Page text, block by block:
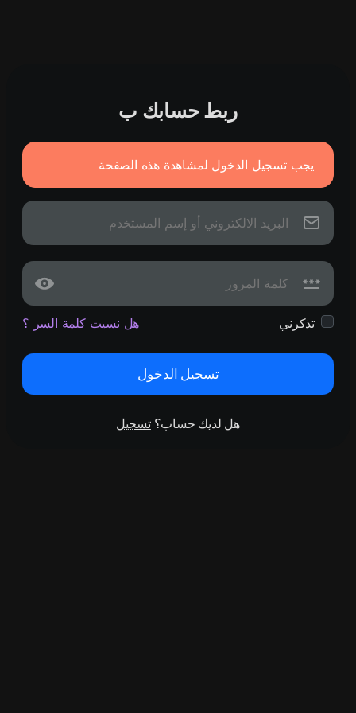
ربط حسابك ب
يجب تسجيل الدخول لمشاهدة هذه الصفحة
تذكرني هل نسيت كلمة السر ؟
تسجيل الدخول
هل لديك حساب؟تسجيل